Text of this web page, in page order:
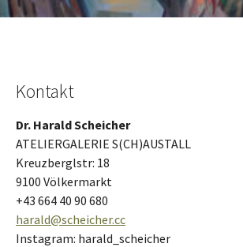
Kontakt
Dr. Harald Scheicher
ATELIERGALERIE S(CH)AUSTALL
Kreuzberglstr: 18
9100 Völkermarkt
+43 664 40 90 680
harald@scheicher.cc
Instagram: harald_scheicher